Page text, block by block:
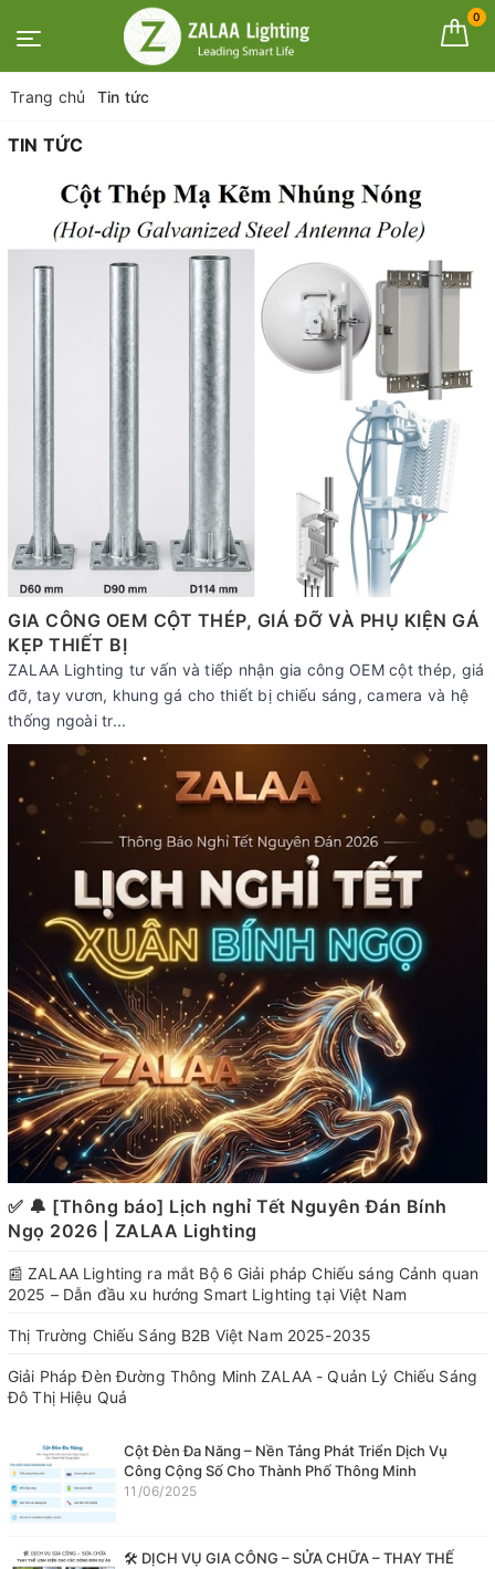
0
Trang chủ Tin tức
TIN TỨC
GIA CÔNG OEM CỘT THÉP, GIÁ ĐỠ VÀ PHỤ KIỆN GÁ
KẸP THIẾT BỊ
ZALAA Lighting tư vấn và tiếp nhận gia công OEM cột thép, giá
đỡ, tay vươn, khung gá cho thiết bị chiếu sáng, camera và hệ
thống ngoài tr...
✅ 🔔 [Thông báo] Lịch nghỉ Tết Nguyên Đán Bính
Ngọ 2026 | ZALAA Lighting
📰 ZALAA Lighting ra mắt Bộ 6 Giải pháp Chiếu sáng Cảnh quan
2025 – Dẫn đầu xu hướng Smart Lighting tại Việt Nam
Thị Trường Chiếu Sáng B2B Việt Nam 2025-2035
Giải Pháp Đèn Đường Thông Minh ZALAA - Quản Lý Chiếu Sáng
Đô Thị Hiệu Quả
Cột Đèn Đa Năng – Nền Tảng Phát Triển Dịch Vụ
Công Cộng Số Cho Thành Phố Thông Minh
11/06/2025
🛠️ DỊCH VỤ GIA CÔNG – SỬA CHỮA – THAY THẾ